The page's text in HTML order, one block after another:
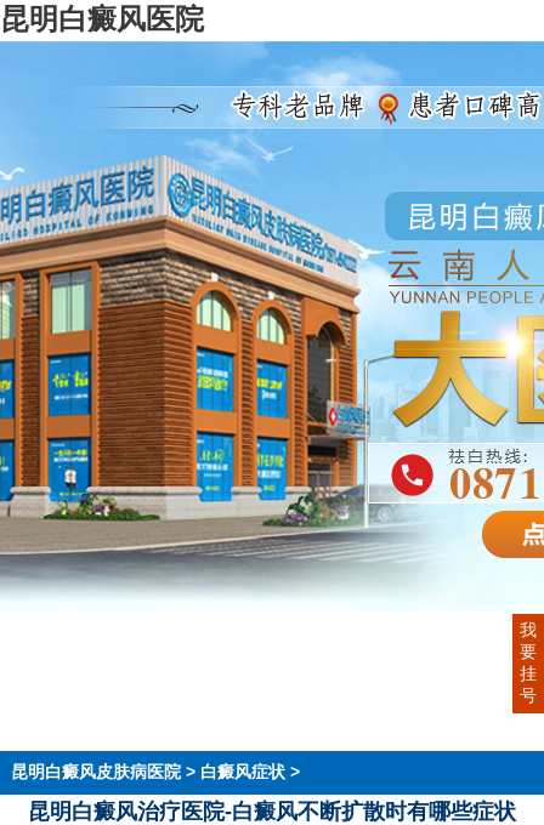
昆明白癜风医院
昆明白癜风皮肤病医院> 白癜风症状>
昆明白癜风治疗医院-白癜风不断扩散时有哪些症状
我
要
挂
号